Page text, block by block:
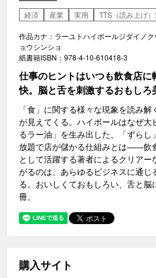
経済
産業 実用 TTS（読み上げ
作品カナ：ラーユトハイボールジダイノ
ョウシンショ
紙書籍ISBN：978-4-10-610418-3
仕事のヒントはいつも飲食店
快。脳と舌を刺激するおもしろ
「食」に関する様々な現象を読み
が見えてくる。ハイボールはなぜ大
るラー油」を生み出した、「ずら
放題で店が儲かる仕組みとは――飲
として活躍する著者によるクリア
がるのは、あらゆるビジネスに通じ
る。おいしくておもしろい、舌と
冊。
購入サイト